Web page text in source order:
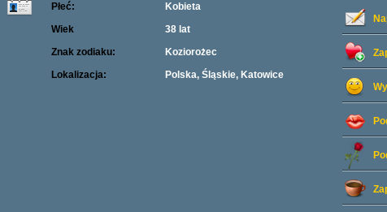
Płeć:
Kobieta
Wiek
38 lat
Znak zodiaku:
Koziorożec
Lokalizacja:
Polska, Śląskie, Katowice